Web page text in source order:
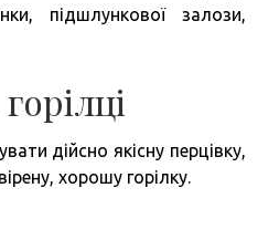
підшлункової залози,
дійсно якісну перцівку,
хорошу горілку.